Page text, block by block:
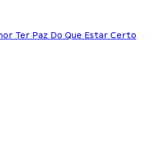
Ter Paz Do Que Estar Certo